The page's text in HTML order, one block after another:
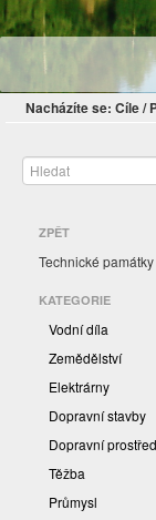
Nacházíte se: Cíle/
ZPĚT
Technické památky
KATEGORIE
Vodní díla
Zemědělství
Elektrárny
Dopravní stavby
Dopravní
Těžba
Průmysl